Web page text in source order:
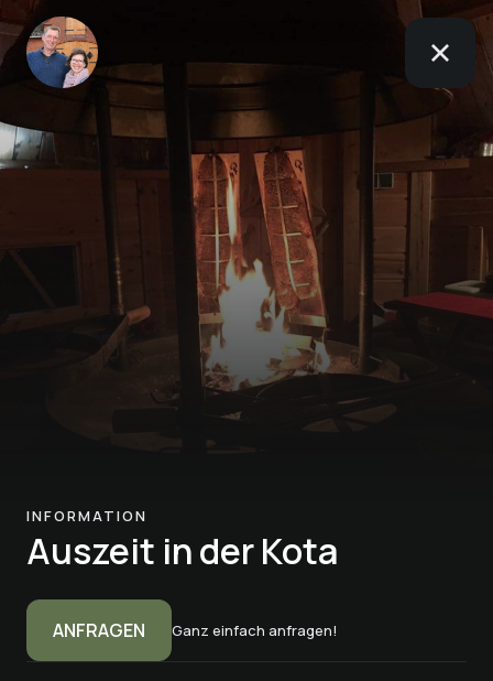
INFORMATION
Auszeit in der Kota
ANFRAGEN Ganz einfach anfragen!